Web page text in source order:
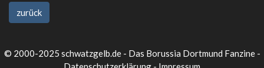
zurück
© 2000-2025 schwatzgelb.de - Das Borussia Dortmund Fanzine -